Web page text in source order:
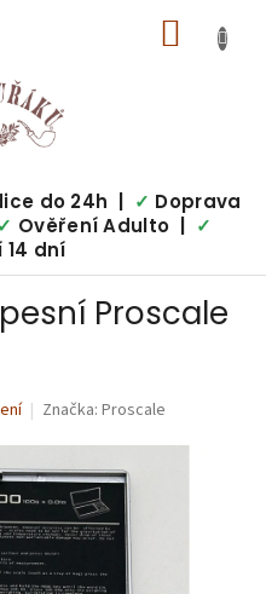
KOŠÍK
do 24h | ✓ Doprava
✓ Ověření Adulto |
✓
dní
Proscale
Značka: Proscale